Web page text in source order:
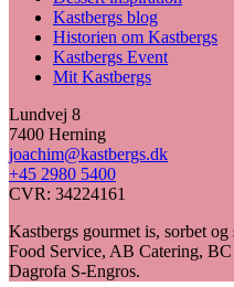
Kastbergs blog
Historien om Kastbergs
Kastbergs Event
Mit Kastbergs
Lundvej 8
7400 Herning
joachim@kastbergs.dk
+45 2980 5400
CVR: 34224161
Kastbergs gourmet is, sorbet
Food Service, AB Catering,
Dagrofa S-Engros.